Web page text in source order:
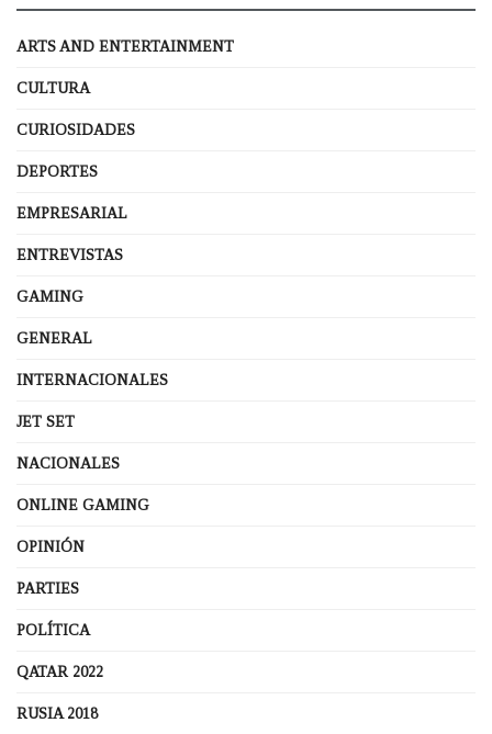
ARTS AND ENTERTAINMENT
CULTURA
CURIOSIDADES
DEPORTES
EMPRESARIAL
ENTREVISTAS
GAMING
GENERAL
INTERNACIONALES
JET SET
NACIONALES
ONLINE GAMING
OPINIÓN
PARTIES
POLÍTICA
QATAR 2022
RUSIA 2018